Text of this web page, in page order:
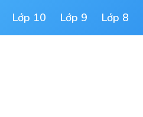
Lớp 10 Lớp 9 Lớp 8